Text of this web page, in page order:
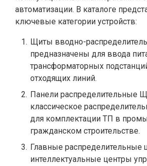
автоматизации. В каталоге
ключевые категории устройств:
Щиты вводно-
предназначены для ввода
трансформаторных
отходящих линий.
Панели распределительные
классическое
для комплектации ТП в
гражданском строительстве.
Главные
интеллектуальные центры